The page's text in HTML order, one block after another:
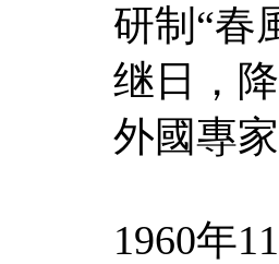
研制“春
继日，
外國專
1960年